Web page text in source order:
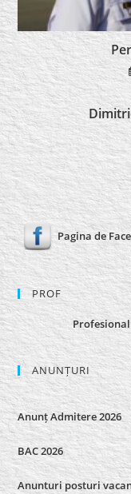
Pagina de
PROF
ANUNȚURI
Anunț Admitere 2026
BAC 2026
Anunturi posturi